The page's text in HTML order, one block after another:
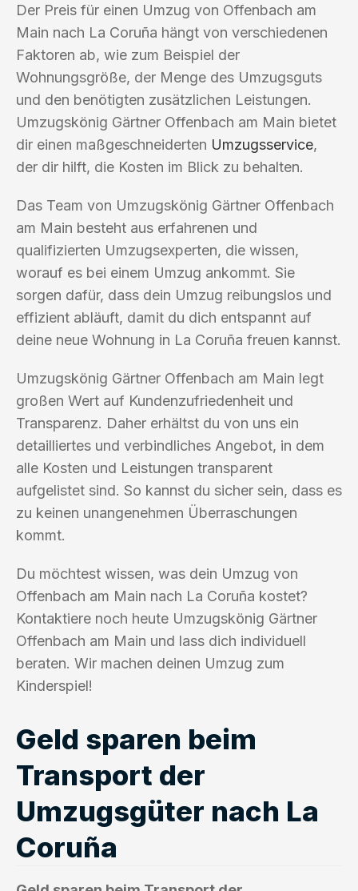
Der Preis für einen Umzug von Offenbach am
Main nach La Coruña hängt von verschiedenen
Faktoren ab, wie zum Beispiel der
Wohnungsgröße, der Menge des Umzugsguts
und den benötigten zusätzlichen Leistungen.
Umzugskönig Gärtner Offenbach am Main bietet
dir einen maßgeschneiderten Umzugsservice,
der dir hilft, die Kosten im Blick zu behalten.
Das Team von Umzugskönig Gärtner Offenbach
am Main besteht aus erfahrenen und
qualifizierten Umzugsexperten, die wissen,
worauf es bei einem Umzug ankommt. Sie
sorgen dafür, dass dein Umzug reibungslos und
effizient abläuft, damit du dich entspannt auf
deine neue Wohnung in La Coruña freuen kannst.
Umzugskönig Gärtner Offenbach am Main legt
großen Wert auf Kundenzufriedenheit und
Transparenz. Daher erhältst du von uns ein
detailliertes und verbindliches Angebot, in dem
alle Kosten und Leistungen transparent
aufgelistet sind. So kannst du sicher sein, dass es
zu keinen unangenehmen Überraschungen
kommt.
Du möchtest wissen, was dein Umzug von
Offenbach am Main nach La Coruña kostet?
Kontaktiere noch heute Umzugskönig Gärtner
Offenbach am Main und lass dich individuell
beraten. Wir machen deinen Umzug zum
Kinderspiel!
Geld sparen beim
Transport der
Umzugsgüter nach La
Coruña